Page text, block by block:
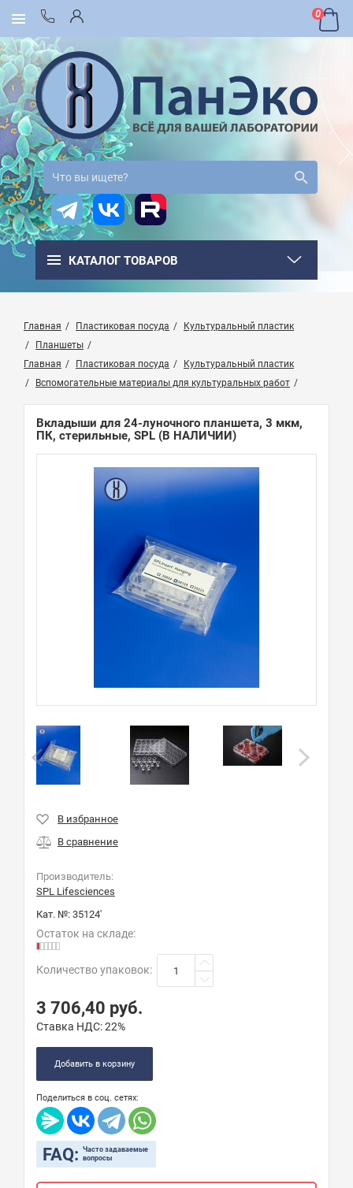
0
КАТАЛОГ ТОВАРОВ
Главная Пластиковая посуда
Культуральный пластик
Планшеты
Главная
Пластиковая посуда
Культуральный пластик
Вспомогательные материалы для культуральных работ
Вкладыши для 24-луночного планшета, 3 мкм,
ПК, стерильные, SPL (В НАЛИЧИИ)
Производитель:
SPL Lifesciences
Кат. №: 35124'
Остаток на складе:
Количество упаковок:
3 706,40 руб.
Ставка НДС:22%
Добавить в корзину
Поделиться в соц. сетях:
FAQ: Часто задаваемые
вопросы